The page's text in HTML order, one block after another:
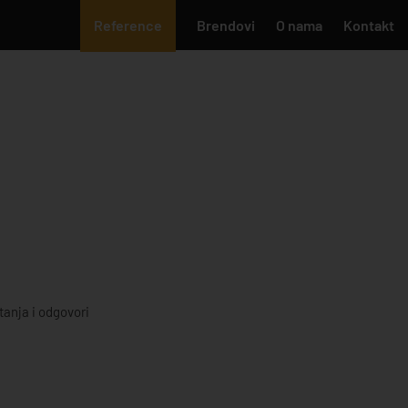
Reference Brendovi O nama Kontakt
i odgovori